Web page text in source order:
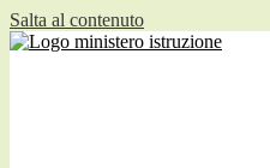
Salta al contenuto